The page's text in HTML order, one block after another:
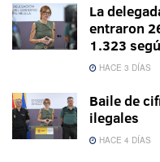
La
entraron
1.323
HACE 3 DÍAS
Baile de
ilegales
HACE 4 DÍAS